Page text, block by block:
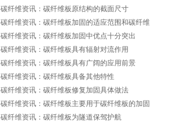
碳纤维资讯：碳纤维板原结构的截面尺寸
碳纤维资讯：碳纤维板加固的适应范围和碳纤维
碳纤维资讯：碳纤维板加固中优点十分突出
碳纤维资讯：碳纤维板具有辐射对流作用
碳纤维资讯：碳纤维板具有广阔的应用前景
碳纤维资讯：碳纤维板具备其他特性
碳纤维资讯：碳纤维板修复加固具体做法
碳纤维资讯：碳纤维板主要用于碳纤维板的加固
碳纤维资讯：碳纤维板为隧道保驾护航